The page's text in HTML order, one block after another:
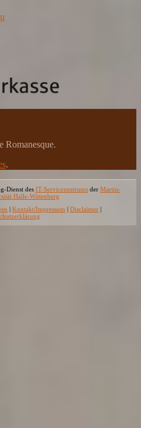
Romanesque.
.
Dienst des IT-Servicezentrumsder Martin-
Halle-Wittenberg
Kontakt/Impressum Disclaimer